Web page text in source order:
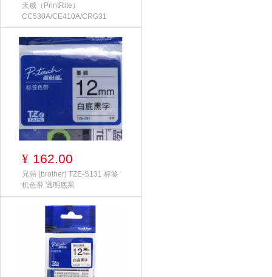
天威（PrintRite）
CC530A/CE410A/CRG31
¥ 162.00
兄弟 (brother) TZE-S131 标签
机色带 透明底黑